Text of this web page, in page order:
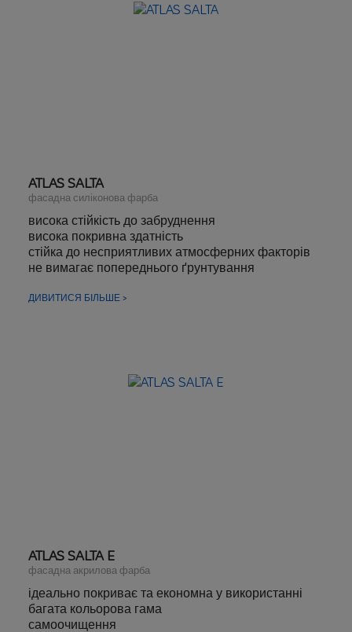
ATLAS SALTA
фасадна силіконова фарба
висока стійкість до забруднення
висока покривна здатність
стійка до несприятливих атмосферних факторів
не вимагає попереднього ґрунтування
ДИВИТИСЯ БІЛЬШЕ >
ATLAS SALTA E
фасадна акрилова фарба
ідеально покриває та економна у використанні
багата кольорова гама
самоочищення